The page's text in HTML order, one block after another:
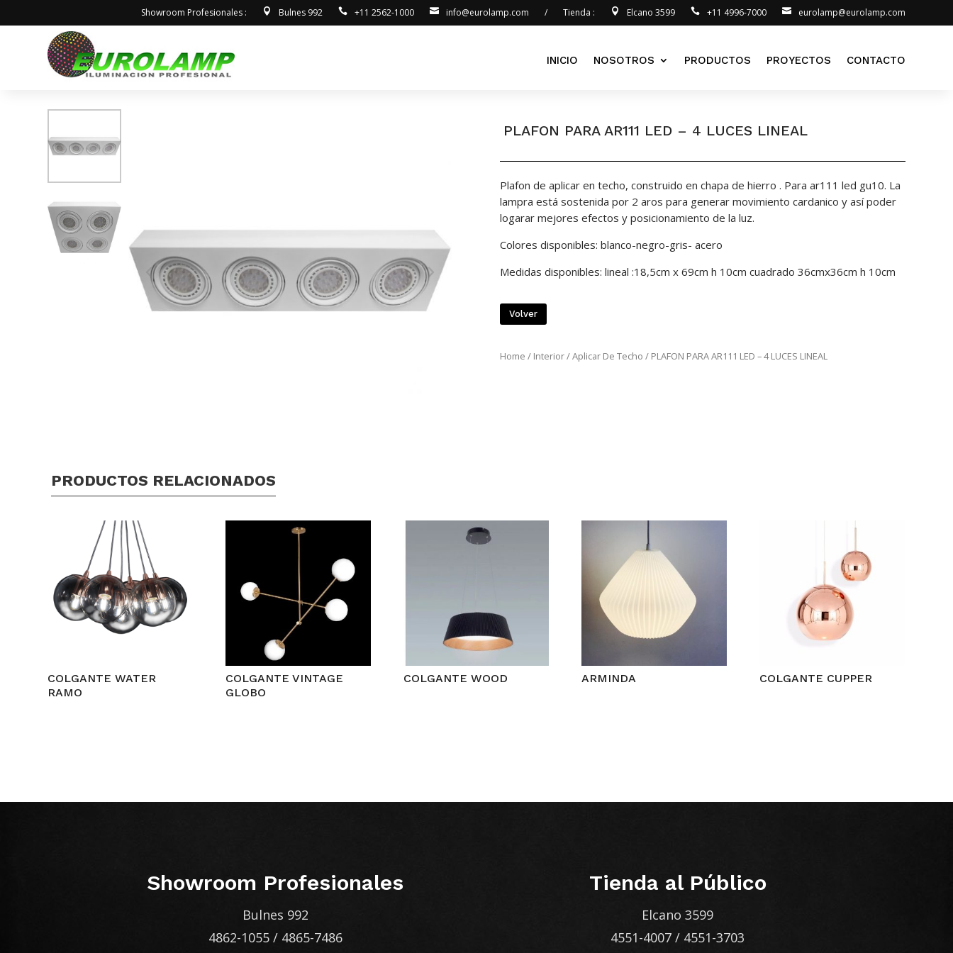
Showroom Profesionales : Bulnes 992 +11 2562-1000 info@eurolamp.com / Tienda : Elcano 3599 +11 4996-7000 eurolamp@eurolamp.com
INICIO NOSOTROS PRODUCTOS PROYECTOS CONTACTO
PLAFON PARA AR111 LED – 4 LUCES LINEAL
Plafon de aplicar en techo, construido en chapa de hierro . Para ar111 led gu10. La
lampra está sostenida por 2 aros para generar movimiento cardanico y así poder
logarar mejores efectos y posicionamiento de la luz.
Colores disponibles: blanco-negro-gris- acero
Medidas disponibles: lineal :18,5cm x 69cm h 10cm cuadrado 36cmx36cm h 10cm
Volver
Home / Interior/Aplicar De Techo / PLAFON PARA AR111 LED – 4 LUCES LINEAL
PRODUCTOS RELACIONADOS
COLGANTE WATER
RAMO
COLGANTE VINTAGE
GLOBO
COLGANTE WOOD ARMINDA COLGANTE CUPPER
Showroom Profesionales
Bulnes 992
4862-1055/ 4865-7486
Tienda al Público
Elcano 3599
4551-4007 / 4551-3703